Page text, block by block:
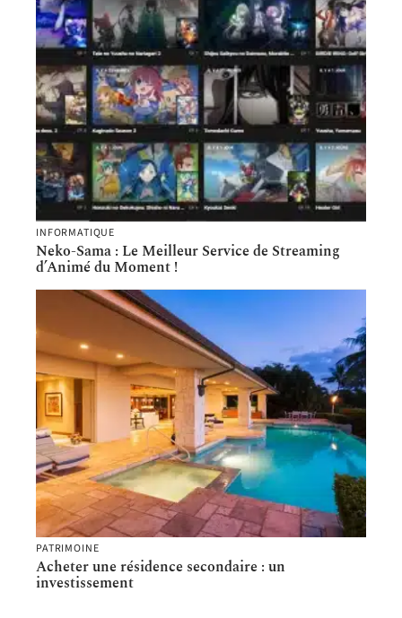
INFORMATIQUE
Neko-Sama : Le Meilleur Service de Streaming
d’Animé du Moment !
PATRIMOINE
Acheter une résidence secondaire : un
investissement